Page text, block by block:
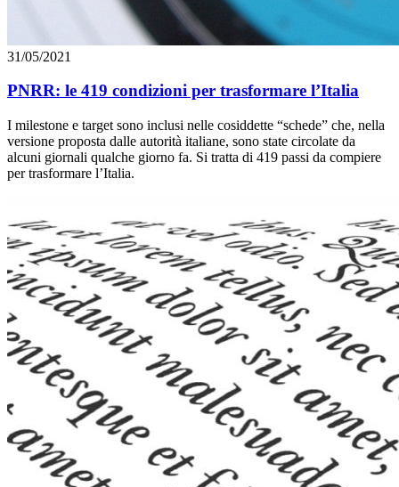
31/05/2021
PNRR: le 419 condizioni per trasformare l’Italia
I milestone e target sono inclusi nelle cosiddette “schede” che, nella
versione proposta dalle autorità italiane, sono state circolate da
alcuni giornali qualche giorno fa. Si tratta di 419 passi da compiere
per trasformare l’Italia.